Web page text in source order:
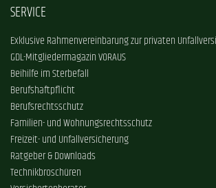
SERVICE
Exklusive Rahmenvereinbarung zur privaten
GDL-Mitgliedermagazin VORAUS
Beihilfe im Sterbefall
Berufshaftpflicht
Berufsrechtsschutz
Familien- und Wohnungsrechtsschutz
Freizeit- und Unfallversicherung
Ratgeber & Downloads
Technikbroschüren